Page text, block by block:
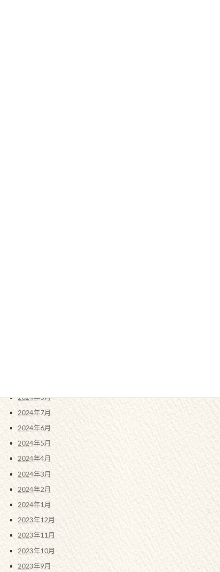
2024年8月
2024年7月
2024年6月
2024年5月
2024年4月
2024年3月
2024年2月
2024年1月
2023年12月
2023年11月
2023年10月
2023年9月